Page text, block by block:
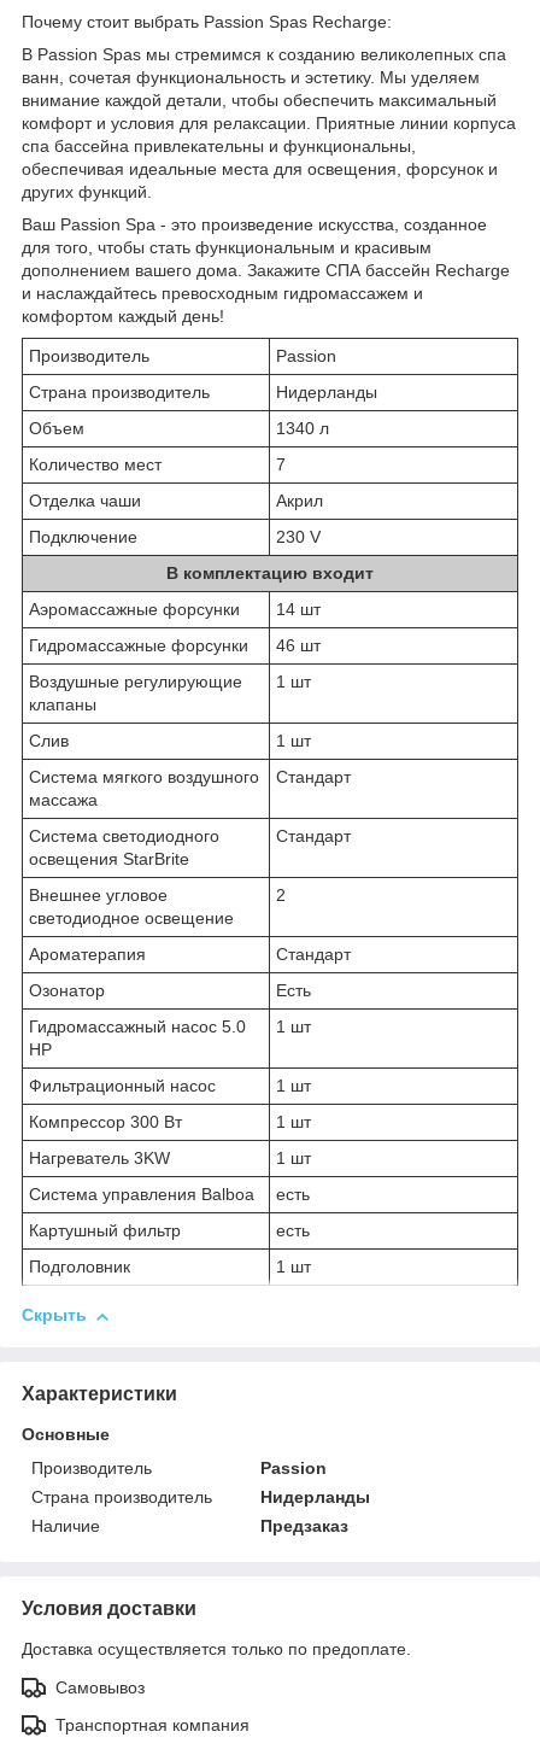
Почему стоит выбрать Passion Spas Recharge:
В Passion Spas мы стремимся к созданию великолепных спа
ванн, сочетая функциональность и эстетику. Мы уделяем
внимание каждой детали, чтобы обеспечить максимальный
комфорт и условия для релаксации. Приятные линии корпуса
спа бассейна привлекательны и функциональны,
обеспечивая идеальные места для освещения, форсунок и
других функций.
Ваш Passion Spa - это произведение искусства, созданное
для того, чтобы стать функциональным и красивым
дополнением вашего дома. Закажите СПА бассейн Recharge
и наслаждайтесь превосходным гидромассажем и
комфортом каждый день!
Производитель
Passion
Страна производитель
Нидерланды
Объем
1340 л
Количество мест
7
Отделка чаши
Акрил
Подключение
230 V
В комплектацию входит
Аэромассажные форсунки
14 шт
Гидромассажные форсунки
46 шт
Воздушные регулирующие
клапаны
1 шт
Слив
1 шт
Система мягкого воздушного
массажа
Стандарт
Система светодиодного
освещения StarBrite
Стандарт
Внешнее угловое
светодиодное освещение
2
Ароматерапия
Стандарт
Озонатор
Есть
Гидромассажный насос 5.0
HP
1 шт
Фильтрационный насос
1 шт
Компрессор 300 Вт
1 шт
Нагреватель 3KW
1 шт
Система управления Balboa
есть
Картушный фильтр
есть
Подголовник
1 шт
Скрыть
Характеристики
Основные
Производитель
Passion
Страна производитель
Нидерланды
Наличие
Предзаказ
Условия доставки
Доставка осуществляется только по предоплате.
Самовывоз
Транспортная компания